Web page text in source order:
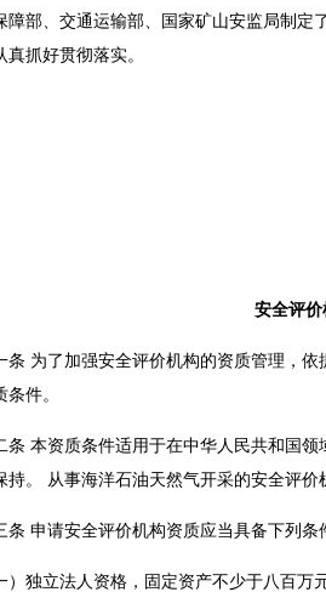
障部、交通运输部、国家矿山安监局制定
真抓好贯彻落实。
安全评
条 为了加强安全评价机构的资质管理，
件。
条 本资质条件适用于在中华人民共和国
持。 从事海洋石油天然气开采的安全评价
条 申请安全评价机构资质应当具备下列条
）独立法人资格，固定资产不少于八百万